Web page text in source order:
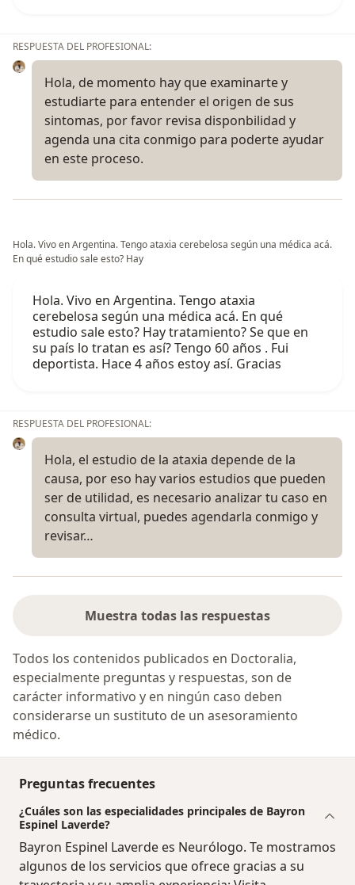
RESPUESTA DEL PROFESIONAL:
Hola, de momento hay que examinarte y
estudiarte para entender el origen de sus
sintomas, por favor revisa disponbilidad y
agenda una cita conmigo para poderte ayudar
en este proceso.
Hola. Vivo en Argentina. Tengo ataxia cerebelosa según una médica acá.
En qué estudio sale esto? Hay
Hola. Vivo en Argentina. Tengo ataxia
cerebelosa según una médica acá. En qué
estudio sale esto? Hay tratamiento? Se que en
su país lo tratan es así? Tengo 60 años . Fui
deportista. Hace 4 años estoy así. Gracias
RESPUESTA DEL PROFESIONAL:
Hola, el estudio de la ataxia depende de la
causa, por eso hay varios estudios que pueden
ser de utilidad, es necesario analizar tu caso en
consulta virtual, puedes agendarla conmigo y
revisar…
Muestra todas las respuestas
Todos los contenidos publicados en Doctoralia,
especialmente preguntas y respuestas, son de
carácter informativo y en ningún caso deben
considerarse un sustituto de un asesoramiento
médico.
Preguntas frecuentes
¿Cuáles son las especialidades principales de Bayron
Espinel Laverde?
Bayron Espinel Laverde es Neurólogo. Te mostramos
algunos de los servicios que ofrece gracias a su